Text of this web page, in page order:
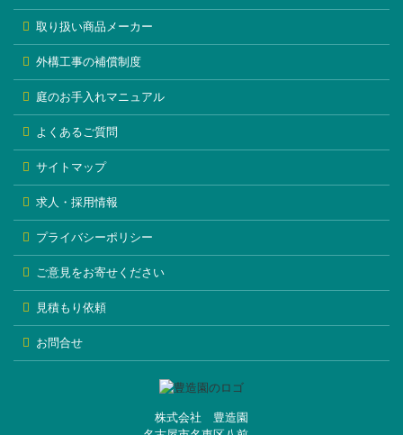
取り扱い商品メーカー
外構工事の補償制度
庭のお手入れマニュアル
よくあるご質問
サイトマップ
求人・採用情報
プライバシーポリシー
ご意見をお寄せください
見積もり依頼
お問合せ
株式会社 豊造園